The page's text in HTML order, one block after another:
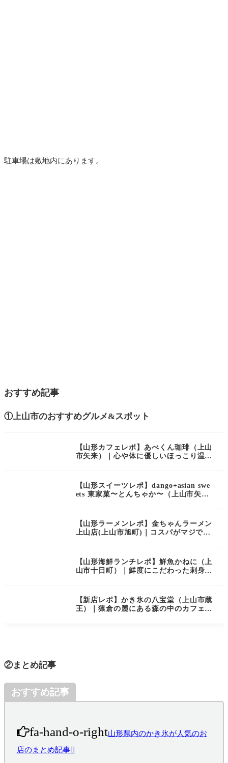
駐車場は敷地内にあります。
おすすめ記事
①上山市のおすすめグルメ&スポット
【山形カフェレポ】あべくん珈琲（上山
市矢来）｜心や体に優しいほっこり温か
【山形スイーツレポ】dango+asian swe
ets 東家菓〜とんちゃか〜（上山市矢
【山形ラーメンレポ】金ちゃんラーメン
上山店(上山市旭町)｜コスパがマジで最
【山形海鮮ランチレポ】鮮魚かねに（上
山市十日町）｜鮮度にこだわった刺身や
【新店レポ】かき氷の八宝堂（上山市蔵
王）｜猿倉の麓にある森の中のカフェで
②まとめ記事
おすすめ記事
fa-hand-o-right山形県内のかき氷が人気のお
店のまとめ記事